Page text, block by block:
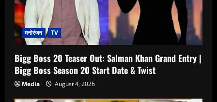
मनोरंजन TV
Bigg Boss 20 Teaser Out: Salman Khan Grand Entry |
Bigg Boss Season 20 Start Date & Twist
Media August 4, 2026